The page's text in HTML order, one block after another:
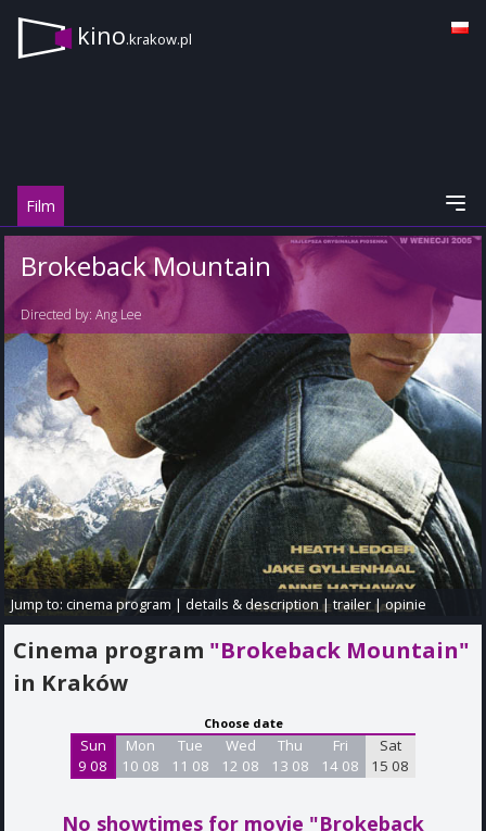
kino.krakow.pl
Film
Brokeback Mountain
Directed by: Ang Lee
Jump to:cinema program |details & description |trailer |opinie
Cinema program "Brokeback Mountain"
in Kraków
Choose date
Sun
9 08
Mon
10 08
Tue
11 08
Wed
12 08
Thu
13 08
Fri
14 08
Sat
15 08
No showtimes for movie "Brokeback